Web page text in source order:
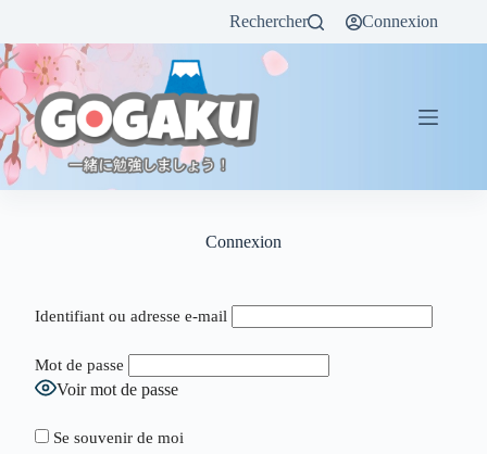
Rechercher Connexion
Connexion
Identifiant ou adresse e-mail
Mot de passe
Voir mot de passe
Se souvenir de moi